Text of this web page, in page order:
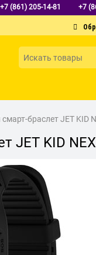
+7 (861) 205-14-81 +7
браслет JET KID
JET KID